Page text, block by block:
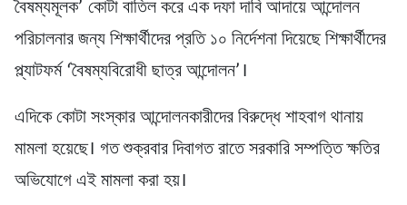
বৈষম্যমূলক’ কোটা বাতিল করে এক দফা দাবি আদায়ে আন্দোলন
পরিচালনার জন্য শিক্ষার্থীদের প্রতি ১০ নির্দেশনা দিয়েছে শিক্ষার্থীদের
প্ল্যাটফর্ম ‘বৈষম্যবিরোধী ছাত্র আন্দোলন’।
এদিকে কোটা সংস্কার আন্দোলনকারীদের বিরুদ্ধে শাহবাগ থানায়
মামলা হয়েছে। গত শুক্রবার দিবাগত রাতে সরকারি সম্পত্তি ক্ষতির
অভিযোগে এই মামলা করা হয়।